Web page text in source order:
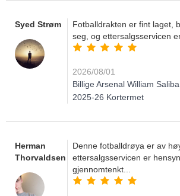
Syed Strøm
Fotballdrakten er fint laget,
seg, og ettersalgsservicen
2026/08/01
Billige Arsenal William
2025-26 Kortermet
Herman
Thorvaldsen
Denne fotballdrøya er av
ettersalgsservicen er
gjennomtenkt...